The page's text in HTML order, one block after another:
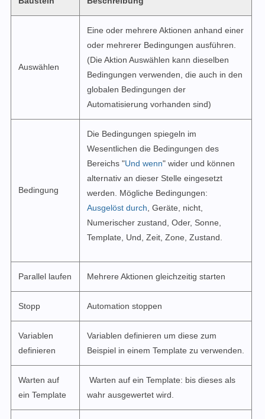
Auswählen
Eine oder mehrere Aktionen anhand einer
oder mehrerer Bedingungen ausführen.
(Die Aktion Auswählen kann dieselben
Bedingungen verwenden, die auch in den
globalen Bedingungen der
Automatisierung vorhanden sind)
Bedingung
Die Bedingungen spiegeln im
Wesentlichen die Bedingungen des
Bereichs "Und wenn" wider und können
alternativ an dieser Stelle eingesetzt
werden. Mögliche Bedingungen:
Ausgelöst durch , Geräte, nicht,
Numerischer zustand, Oder, Sonne,
Template, Und, Zeit, Zone, Zustand.
Parallel laufen Mehrere Aktionen gleichzeitig starten
Stopp Automation stoppen
Variablen
definieren
Variablen definieren um diese zum
Beispiel in einem Template zu verwenden.
Warten auf
ein Template
Warten auf ein Template: bis dieses als
wahr ausgewertet wird.